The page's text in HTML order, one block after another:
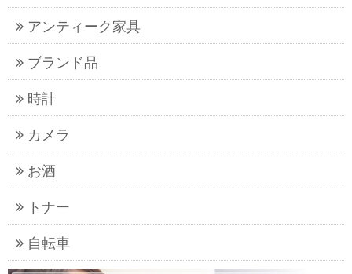
アンティーク家具
ブランド品
時計
カメラ
お酒
トナー
自転車